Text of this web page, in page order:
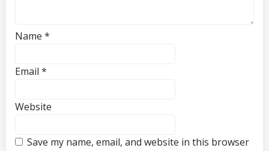
Name *
Email *
Website
Save my name, email, and website in this browser